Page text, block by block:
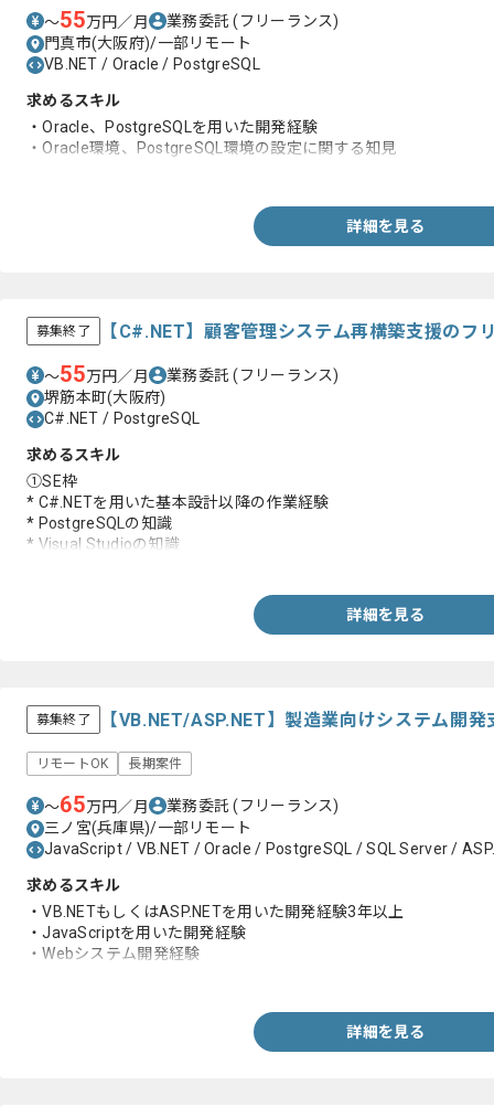
〜55万円／月 業務委託(フリーランス)
門真市(大阪府)/一部リモート
VB.NET / Oracle / PostgreSQL
求めるスキル
・Oracle、PostgreSQLを用いた開発経験
・Oracle環境、PostgreSQL環境の設定に関する知見
詳細を見る
募集終了 【C#.NET】顧客管理システム再構築支援のフ
〜55万円／月 業務委託(フリーランス)
堺筋本町(大阪府)
C#.NET / PostgreSQL
求めるスキル
①SE枠
* C#.NETを用いた基本設計以降の作業経験
* PostgreSQLの知識
* Visual Studioの知識
* C#.NETを用いた製造工程以降の経験3年以上詳細を見る
募集終了 【VB.NET/ASP.NET】製造業向けシステム開
リモートOK 長期案件
〜65万円／月 業務委託(フリーランス)
三ノ宮(兵庫県)/一部リモート
JavaScript / VB.NET / Oracle / PostgreSQL / SQL Server /
求めるスキル
・VB.NETもしくはASP.NETを用いた開発経験3年以上
・JavaScriptを用いた開発経験
・Webシステム開発経験
詳細を見る